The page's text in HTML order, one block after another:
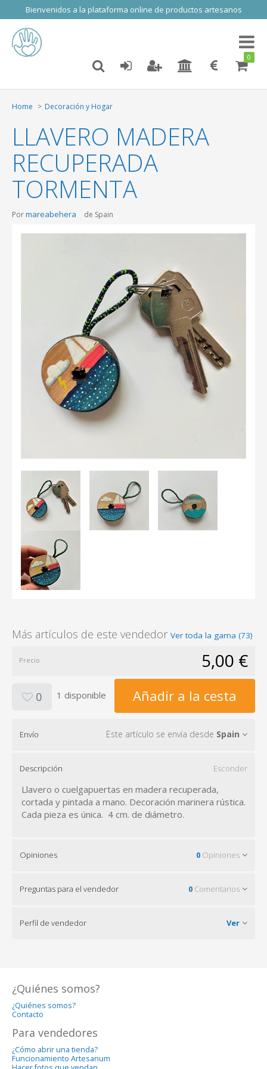
Bienvenidos a la plataforma online de productos artesanos
Toggle
0
Home Decoración y Hogar
LLAVERO MADERA
RECUPERADA
TORMENTA
Pormareabehera de Spain
Más artículos de este vendedor Ver toda la gama (73)
Precio 5,00 €
0 1 disponible Añadir a la cesta
Envío Este artículo se envía desde Spain
Descripción Esconder
Llavero o cuelgapuertas en madera recuperada,
cortada y pintada a mano. Decoración marinera rústica.
Cada pieza es única. 4 cm. de diámetro.
Opiniones 0 Opiniones
Preguntas para el vendedor 0 Comentarios
Perfil de vendedor Ver
¿Quiénes somos?
¿Quiénes somos?
Contacto
Para vendedores
¿Cómo abrir una tienda?
Funcionamiento Artesanum